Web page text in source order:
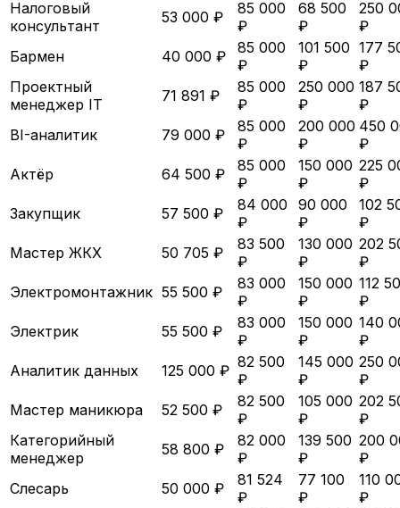
Налоговый
консультант
53 000 ₽
85 000
₽
68 500
₽
250
₽
Бармен
40 000 ₽
85 000
₽
101 500
₽
177
₽
Проектный
менеджер IT
71 891 ₽
85 000
₽
250 000
₽
187
₽
BI-аналитик
79 000 ₽
85 000
₽
200 000
₽
450
₽
Актёр
64 500 ₽
85 000
₽
150 000
₽
225
₽
Закупщик
57 500 ₽
84 000
₽
90 000
₽
102
₽
Мастер ЖКХ
50 705 ₽
83 500
₽
130 000
₽
202
₽
Электромонтажник 55 500 ₽
83 000
₽
150 000
₽
112
₽
Электрик
55 500 ₽
83 000
₽
150 000
₽
140
₽
Аналитик данных
125 000 ₽ 82 500
₽
145 000
₽
250
₽
Мастер маникюра
52 500 ₽
82 500
₽
105 000
₽
202
₽
Категорийный
менеджер
58 800 ₽
82 000
₽
139 500
₽
200
₽
Слесарь
50 000 ₽
81 524
₽
77 100
₽
110
₽